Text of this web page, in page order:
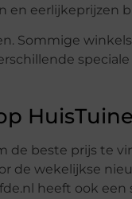
en eerlijkeprijzen
Sommige
de beste prijs te
de wekelijkse
heeft ook een